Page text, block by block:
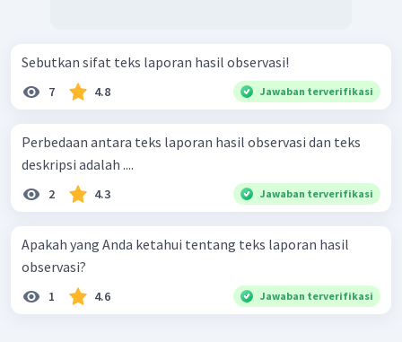
Sebutkan sifat teks laporan hasil observasi!
7 4.8 Jawaban terverifikasi
Perbedaan antara teks laporan hasil observasi dan teks
deskripsi adalah ....
2 4.3 Jawaban terverifikasi
Apakah yang Anda ketahui tentang teks laporan hasil
observasi?
1 4.6 Jawaban terverifikasi